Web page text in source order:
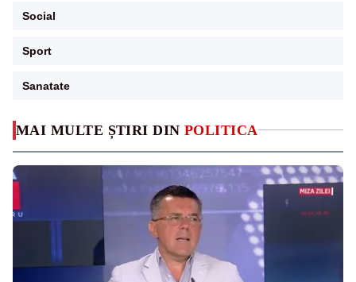
MAI MULTE ȘTIRI DIN POLITICA
Social
Sport
Sanatate